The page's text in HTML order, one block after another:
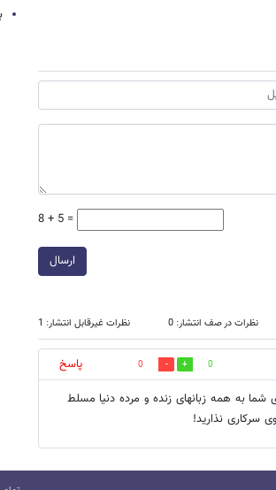
8 + 5 =
ارسال
نظرات در صف انتشار: 0 نظرات غیرقابل انتشار: 1
0
0
پاسخ
به همه زبانهای زنده و مرده دنیا مسلط
سرکاری نذارید!